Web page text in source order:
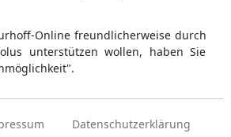
Online freundlicherweise durch
unterstützen wollen, haben Sie
Datenschutzerklärung